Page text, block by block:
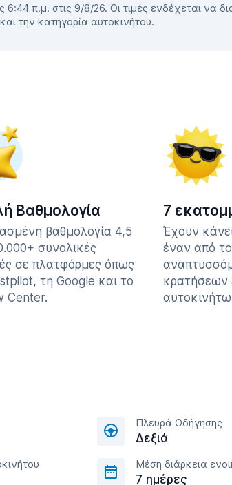
π.μ. στις 9/8/26. Οι τιμές ενδέχεται να
την κατηγορία αυτοκινήτου.
Βαθμολογία
βαθμολογία 4,5
συνολικές
σε πλατφόρμες όπως
τη Google και το
Center.
7
Έχουν
έναν από
κρατήσεων
Πλευρά Οδήγησης
Δεξιά
Μέση διάρκεια
7 ημέρες